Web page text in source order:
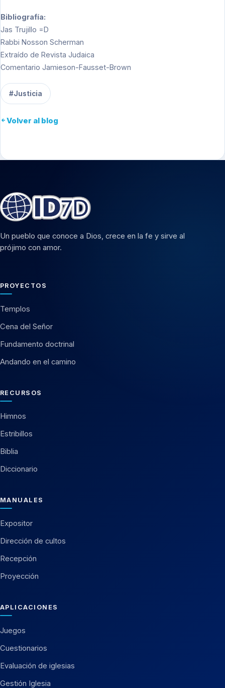
Bibliografía:
Jas Trujillo =D
Rabbi Nosson Scherman
Extraído de Revista Judaica
Comentario Jamieson-Fausset-Brown
#Justicia
Volver al blog
Un pueblo que conoce a Dios, crece en la fe y sirve al
prójimo con amor.
PROYECTOS
Templos
Cena del Señor
Fundamento doctrinal
Andando en el camino
RECURSOS
Himnos
Estribillos
Biblia
Diccionario
MANUALES
Expositor
Dirección de cultos
Recepción
Proyección
APLICACIONES
Juegos
Cuestionarios
Evaluación de iglesias
Gestión Iglesia